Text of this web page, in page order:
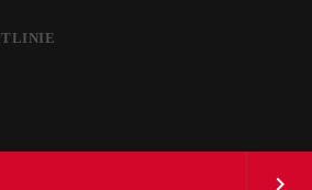
keyboard_arrow_right